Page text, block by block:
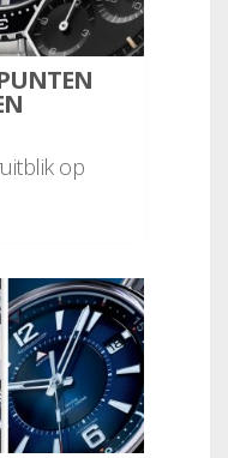
op